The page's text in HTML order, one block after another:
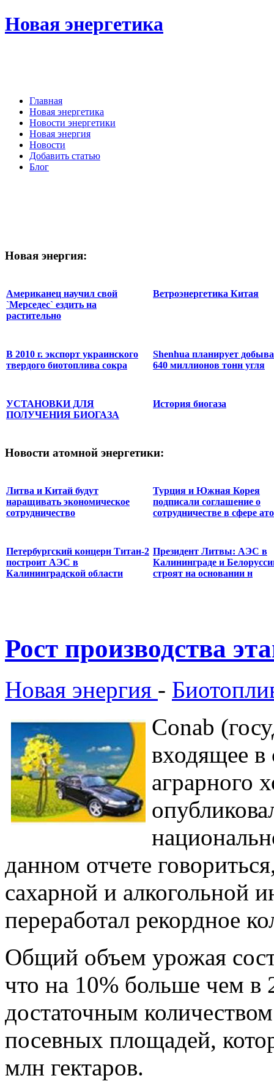
Новая энергетика
Главная
Новая энергетика
Новости энергетики
Новая энергия
Новости
Добавить статью
Блог
Новая энергия:
Американец научил свой
`Мерседес` ездить на
растительно
Ветроэнергетика Китая
В 2010 г. экспорт украинского
твердого биотоплива сокра
Shenhua планирует
640 миллионов тонн угля
УСТАНОВКИ ДЛЯ
ПОЛУЧЕНИЯ БИОГАЗА
История биогаза
Новости атомной энергетики:
Литва и Китай будут
наращивать экономическое
сотрудничество
Турция и Южная Корея
подписали соглашение о
сотрудничестве в сфере ато
Петербургский концерн Титан-2
построит АЭС в
Калининградской области
Президент Литвы: АЭС в
Калининграде и
строят на основании н
Рост производства
Новая энергия -
Conab
входящее в
аграрного
данном отчете
сахарной и алкогольной
переработал рекордное
Общий объем урожая
что на 10% больше чем в
достаточным
посевных площадей,
млн гектаров.